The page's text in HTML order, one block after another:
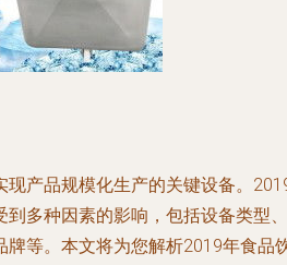
现产品规模化生产的关键设备。
到多种因素的影响，包括设备类型、
牌等。本文将为您解析2019年食品